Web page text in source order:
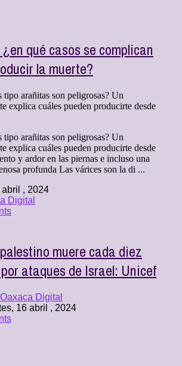
qué casos se complican
la muerte?
tipo arañitas son peligrosas? Un
explica cuáles pueden producirte desde
tipo arañitas son peligrosas? Un
explica cuáles pueden producirte desde
y ardor en las piernas e incluso una
profunda Las várices son la di ...
abril , 2024
Digital
muere cada diez
ataques de Israel: Unicef
Oaxaca Digital
16 abril , 2024